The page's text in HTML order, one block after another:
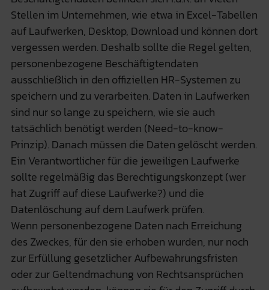
Stellen im Unternehmen, wie etwa in Excel-Tabellen
auf Laufwerken, Desktop, Download und können dort
vergessen werden. Deshalb sollte die Regel gelten,
personenbezogene Beschäftigtendaten
ausschließlich in den offiziellen HR-Systemen zu
speichern und zu verarbeiten. Daten in Laufwerken
sind nur so lange zu speichern, wie sie auch
tatsächlich benötigt werden (Need-to-know-
Prinzip). Danach müssen die Daten gelöscht werden.
Ein Verantwortlicher für die jeweiligen Laufwerke
sollte regelmäßig das Berechtigungskonzept (wer
hat Zugriff auf diese Laufwerke?) und die
Datenlöschung auf dem Laufwerk prüfen.
Wenn personenbezogene Daten nach Erreichung
des Zweckes, für den sie erhoben wurden, nur noch
zur Erfüllung gesetzlicher Aufbewahrungsfristen
oder zur Geltendmachung von Rechtsansprüchen